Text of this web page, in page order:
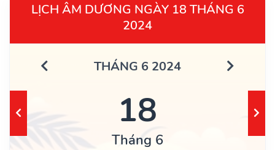
LỊCH ÂM DƯƠNG NGÀY 18 THÁNG 6
2024
THÁNG 6 2024
18
Tháng 6